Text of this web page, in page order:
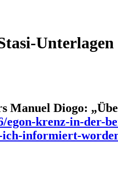
Unterlagen
Manuel Diogo:
krenz-in-der-
ich-informiert-